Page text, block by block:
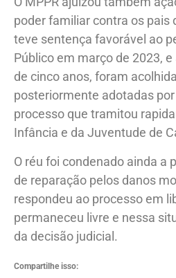
poder familiar contra os pais
teve sentença favorável ao
Público em março de 2023,
de cinco anos, foram
posteriormente adotadas
processo que tramitou
Infância e da Juventude de
O réu foi condenado ainda a
de reparação pelos danos
respondeu ao processo em
permaneceu livre e nessa
da decisão judicial.
Compartilhe isso: